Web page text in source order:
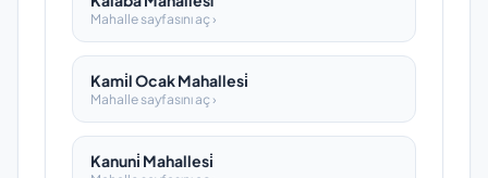
Mahalle sayfasını aç ›
Kami̇l Ocak Mahallesi̇
Mahalle sayfasını aç ›
Kanuni̇ Mahallesi̇